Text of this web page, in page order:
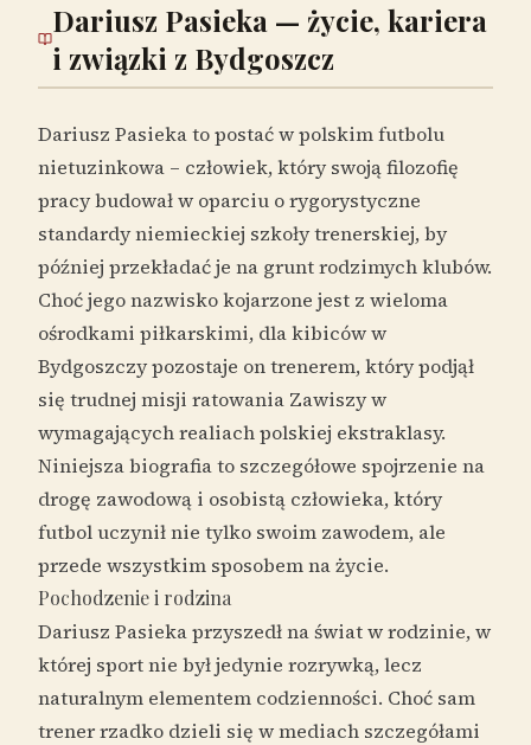
Dariusz Pasieka — życie, kariera
i związki z Bydgoszcz
Dariusz Pasieka to postać w polskim futbolu
nietuzinkowa – człowiek, który swoją filozofię
pracy budował w oparciu o rygorystyczne
standardy niemieckiej szkoły trenerskiej, by
później przekładać je na grunt rodzimych klubów.
Choć jego nazwisko kojarzone jest z wieloma
ośrodkami piłkarskimi, dla kibiców w
Bydgoszczy pozostaje on trenerem, który podjął
się trudnej misji ratowania Zawiszy w
wymagających realiach polskiej ekstraklasy.
Niniejsza biografia to szczegółowe spojrzenie na
drogę zawodową i osobistą człowieka, który
futbol uczynił nie tylko swoim zawodem, ale
przede wszystkim sposobem na życie.
Pochodzenie i rodzina
Dariusz Pasieka przyszedł na świat w rodzinie, w
której sport nie był jedynie rozrywką, lecz
naturalnym elementem codzienności. Choć sam
trener rzadko dzieli się w mediach szczegółami